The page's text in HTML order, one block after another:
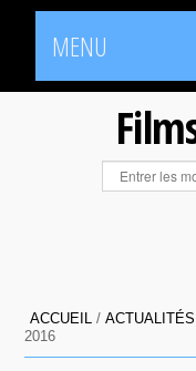
MENU
ACCUEIL /ACTUALITÉS
2016